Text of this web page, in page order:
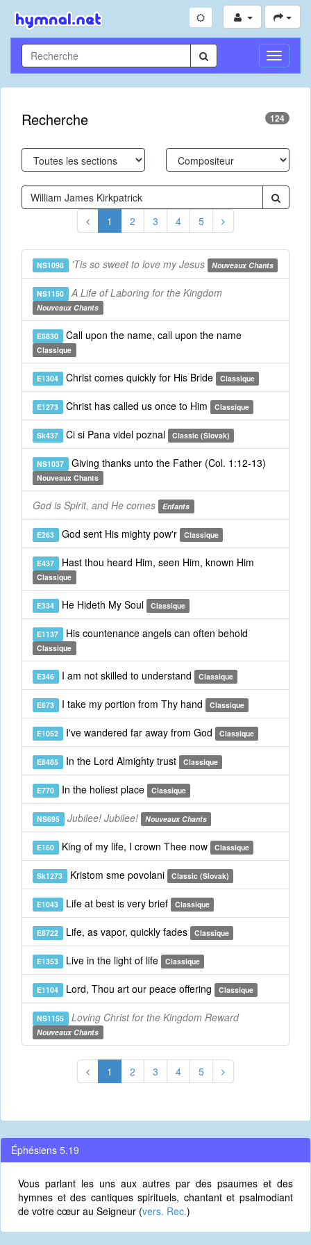
Toggle
Recherche 124
1 2 3 4 5
NS1098 'Tis so sweet to love my Jesus Nouveaux Chants
NS1150 A Life of Laboring for the Kingdom
Nouveaux Chants
E6830 Call upon the name, call upon the name
Classique
E1304 Christ comes quickly for His Bride Classique
E1273 Christ has called us once to Him Classique
Sk437 Ci si Pana videl poznal Classic (Slovak)
NS1037 Giving thanks unto the Father (Col. 1:12-13)
Nouveaux Chants
God is Spirit, and He comes Enfants
E263 God sent His mighty pow'r Classique
E437 Hast thou heard Him, seen Him, known Him
Classique
E334 He Hideth My Soul Classique
E1137 His countenance angels can often behold
Classique
E346 I am not skilled to understand Classique
E673 I take my portion from Thy hand Classique
E1052 I've wandered far away from God Classique
E8485 In the Lord Almighty trust Classique
E770 In the holiest place Classique
NS695 Jubilee! Jubilee! Nouveaux Chants
E160 King of my life, I crown Thee now Classique
Sk1273 Kristom sme povolani Classic (Slovak)
E1043 Life at best is very brief Classique
E8722 Life, as vapor, quickly fades Classique
E1353 Live in the light of life Classique
E1104 Lord, Thou art our peace offering Classique
NS1155 Loving Christ for the Kingdom Reward
Nouveaux Chants
1 2 3 4 5
Éphésiens 5.19
Vous parlant les uns aux autres par des psaumes et des
hymnes et des cantiques spirituels, chantant et psalmodiant
de votre cœur au Seigneur (vers. Rec.)